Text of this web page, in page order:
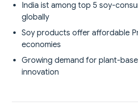
India ist among top 5 soy-
globally
Soy products offer affordable
economies
Growing demand for plant-
innovation